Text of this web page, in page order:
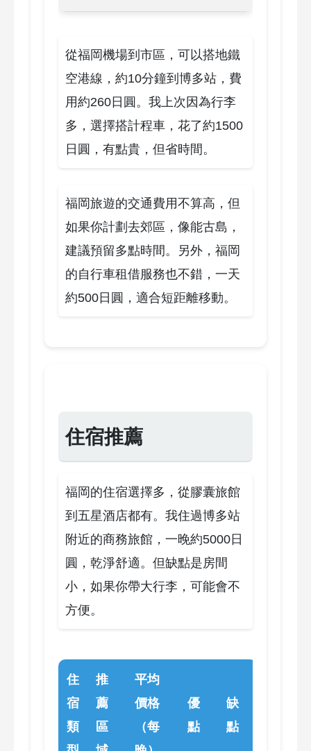
從福岡機場到市區，可以搭地鐵
空港線，約10分鐘到博多站，費
用約260日圓。我上次因為行李
多，選擇搭計程車，花了約1500
日圓，有點貴，但省時間。
福岡旅遊的交通費用不算高，但
如果你計劃去郊區，像能古島，
建議預留多點時間。另外，福岡
的自行車租借服務也不錯，一天
約500日圓，適合短距離移動。
住宿推薦
福岡的住宿選擇多，從膠囊旅館
到五星酒店都有。我住過博多站
附近的商務旅館，一晚約5000日
圓，乾淨舒適。但缺點是房間
小，如果你帶大行李，可能會不
方便。
住
宿
類
推
薦
區
平均
價格
（每
優
點
缺
點